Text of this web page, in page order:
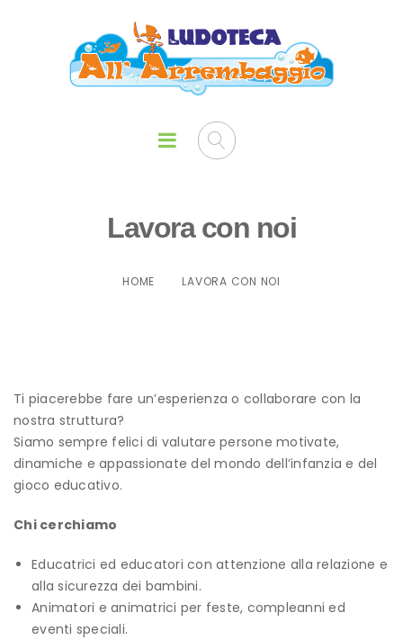
Lavora con noi
HOME LAVORA CON NOI
Ti piacerebbe fare un’esperienza o collaborare con la
nostra struttura?
Siamo sempre felici di valutare persone motivate,
dinamiche e appassionate del mondo dell’infanzia e del
gioco educativo.
Chi cerchiamo
Educatrici ed educatori con attenzione alla relazione e
alla sicurezza dei bambini.
Animatori e animatrici per feste, compleanni ed
eventi speciali.